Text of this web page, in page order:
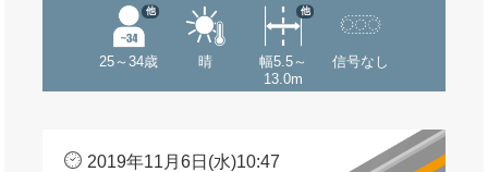
25～34歳
他
晴
幅5.5～
13.0m
他
信号なし
2019年11月6日(水)10:47